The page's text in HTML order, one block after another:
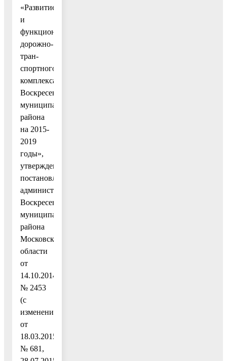
«Развитие
и
функционирование
дорожно-
тран-
спортного
комплекса
Воскресенского
муниципального
района
на 2015-
2019
годы»,
утвержденную
постановлением
администрации
Воскресенского
муниципального
района
Московской
области
от
14.10.2014
№ 2453
(с
изменениями
от
18.03.2015
№ 681,